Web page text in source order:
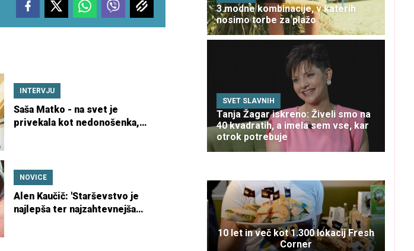
INTERVJU
Saša Matko - na svet je
privekala kot nedonošenka,
NOVICE
Alen Kaučič: 'Starševstvo je
najlepša ter najzahtevnejša
3 modne kombinacije, v katerih
nosimo torbe za plažo
SVET SLAVNIH
Tanja Žagar iskreno: Živeli smo na
40 kvadratih, a imela sem vse, kar
otrok potrebuje
10 let in več kot 1.300 lokacij Fresh
Corner